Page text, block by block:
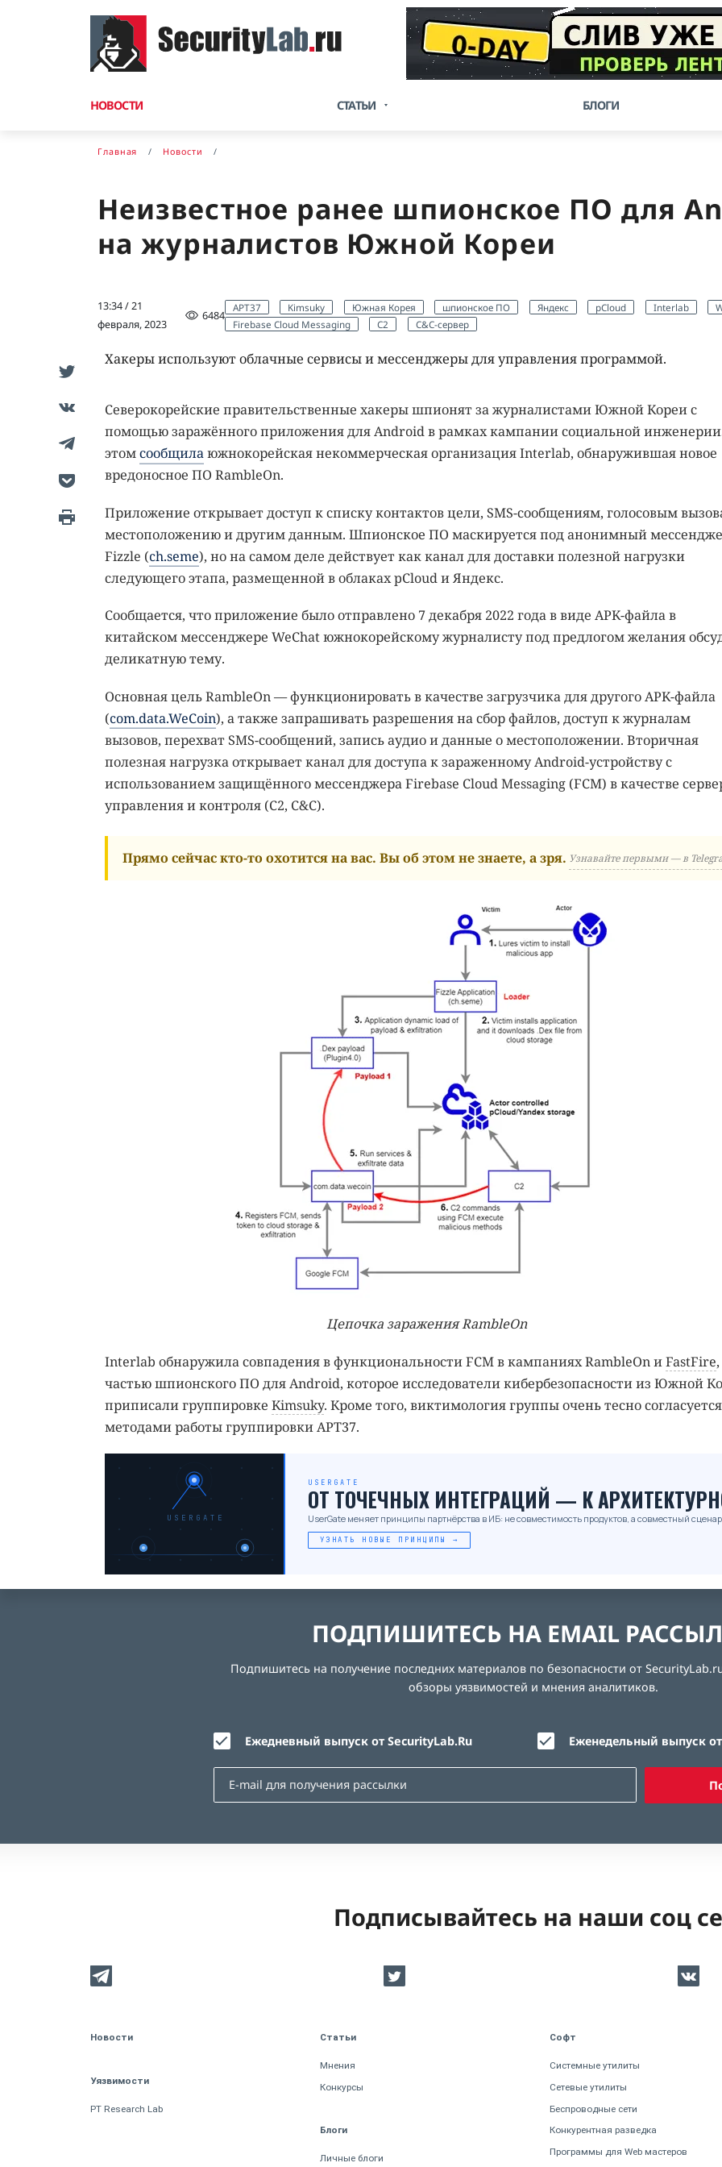
НОВОСТИ СТАТЬИ БЛОГИ
Главная Новости
Неизвестное ранее шпионское ПО для
на журналистов Южной Кореи
13:34 / 21
февраля, 2023
6484
APT37 Kimsuky Южная Корея шпионское ПО Яндекс pCloud Interlab
Firebase Cloud Messaging
C2 C&C-сервер
Хакеры используют облачные сервисы и мессенджеры для управления программой.
Северокорейские правительственные хакеры шпионят за журналистами Южной Кореи с
помощью заражённого приложения для Android в рамках кампании социальной
этомсообщилаюжнокорейская некоммерческая организация Interlab, обнаружившая новое
вредоносное ПО RambleOn.
Приложение открывает доступ к списку контактов цели, SMS-сообщениям, голосовым
местоположению и другим данным. Шпионское ПО маскируется под анонимный
Fizzle (ch.seme), но на самом деле действует как канал для доставки полезной нагрузки
следующего этапа, размещенной в облаках pCloud и Яндекс.
Сообщается, что приложение было отправлено 7 декабря 2022 года в виде APK-файла в
китайском мессенджере WeChat южнокорейскому журналисту под предлогом желания
деликатную тему.
Основная цель RambleOn — функционировать в качестве загрузчика для другого APK-файла
(com.data.WeCoin), а также запрашивать разрешения на сбор файлов, доступ к журналам
вызовов, перехват SMS-сообщений, запись аудио и данные о местоположении. Вторичная
полезная нагрузка открывает канал для доступа к зараженному Android-устройству с
использованием защищённого мессенджера Firebase Cloud Messaging (FCM) в качестве
управления и контроля (C2, C&C).
Прямо сейчас кто-то охотится на вас. Вы об этом не знаете, а зря. Узнавайте первыми — в
Цепочка заражения RambleOn
Interlab обнаружила совпадения в функциональности FCM в кампаниях RambleOn иFastFire,
частью шпионского ПО для Android, которое исследователи кибербезопасности из Южной
приписали группировке Kimsuky. Кроме того, виктимология группы очень тесно
методами работы группировки APT37.
USERGATE
USERGATE
ОТ ТОЧЕЧНЫХ ИНТЕГРАЦИЙ — К
UserGate меняет принципы партнёрства в ИБ: не совместимость продуктов, а совместный
УЗНАТЬ НОВЫЕ ПРИНЦИПЫ →
ПОДПИШИТЕСЬ НА EMAIL
Подпишитесь на получение последних материалов по безопасности от
обзоры уязвимостей и мнения аналитиков.
Ежедневный выпуск от SecurityLab.Ru Еженедельный выпуск
Подписывайтесь на наши соц
Новости
Уязвимости
PT Research Lab
Статьи
Мнения
Конкурсы
Блоги
Личные блоги
Софт
Системные утилиты
Сетевые утилиты
Беспроводные сети
Конкурентная разведка
Программы для Web мастеров